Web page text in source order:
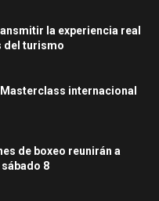
la experiencia real
del turismo
internacional
de boxeo reunirán a
8